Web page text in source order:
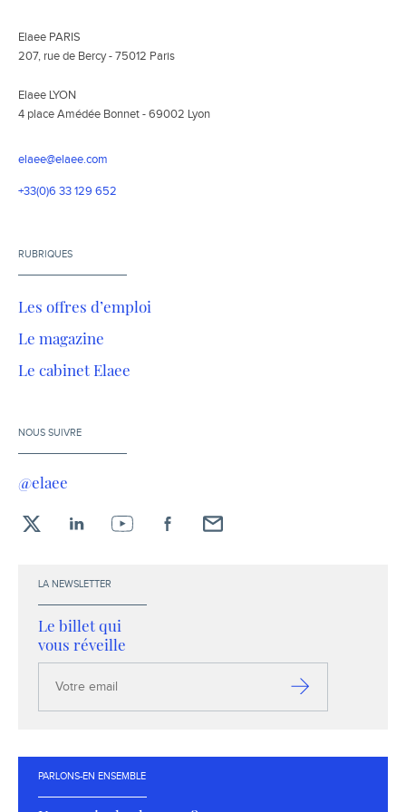
Elaee PARIS
207, rue de Bercy - 75012 Paris
Elaee LYON
4 place Amédée Bonnet - 69002 Lyon
elaee@elaee.com
+33(0)6 33 129 652
RUBRIQUES
Les offres d’emploi
Le magazine
Le cabinet Elaee
NOUS SUIVRE
@elaee
LA NEWSLETTER
Le billet qui
vous réveille
email
S’inscrire
PARLONS-EN ENSEMBLE